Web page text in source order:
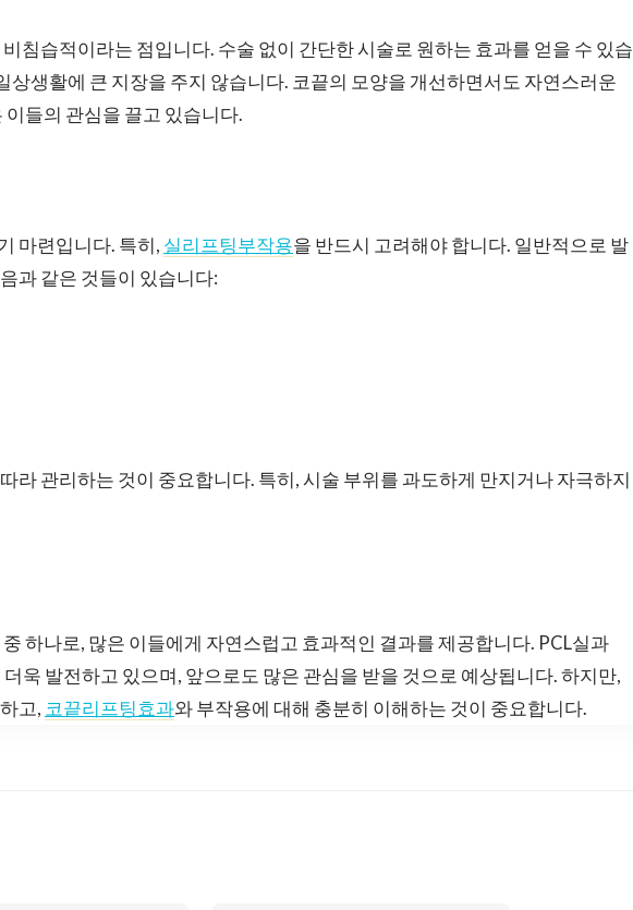
침습적이라는 점입니다. 수술 없이 간단한 시술로 원하는 효과를 얻을 수 있습
상생활에 큰 지장을 주지 않습니다. 코끝의 모양을 개선하면서도 자연스러운
들의 관심을 끌고 있습니다.
마련입니다. 특히, 실리프팅부작용을 반드시 고려해야 합니다. 일반적으로 발
과 같은 것들이 있습니다:
라 관리하는 것이 중요합니다. 특히, 시술 부위를 과도하게 만지거나 자극하지
하나로, 많은 이들에게 자연스럽고 효과적인 결과를 제공합니다. PCL실과
욱 발전하고 있으며, 앞으로도 많은 관심을 받을 것으로 예상됩니다. 하지만,
고, 코끝리프팅효과와 부작용에 대해 충분히 이해하는 것이 중요합니다.